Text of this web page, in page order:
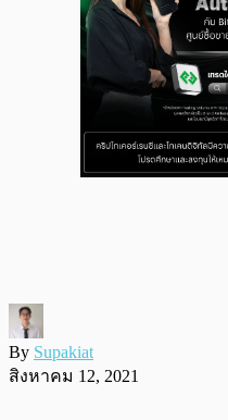
By Supakiat
สิงหาคม 12, 2021